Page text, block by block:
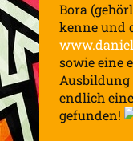
Bora
kenne und
sowie eine
Ausbildung
endlich
gefunden!